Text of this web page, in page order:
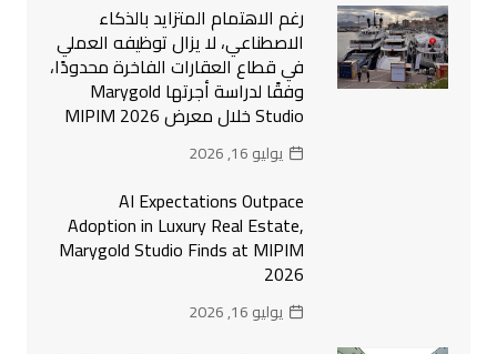
رغم الاهتمام المتزايد بالذكاء
الاصطناعي، لا يزال توظيفه العملي
في قطاع العقارات الفاخرة محدودًا،
وفقًا لدراسة أجرتها Marygold
Studio خلال معرض MIPIM 2026
يوليو 16, 2026
AI Expectations Outpace
Adoption in Luxury Real Estate,
Marygold Studio Finds at MIPIM
2026
يوليو 16, 2026